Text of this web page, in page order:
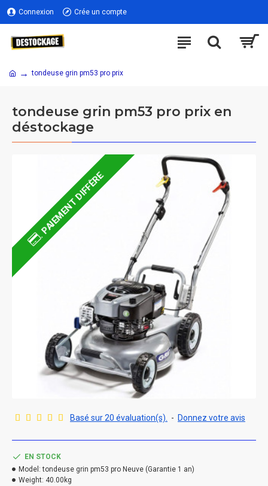
Connexion Crée un compte
tondeuse grin pm53 pro prix
tondeuse grin pm53 pro prix en
déstockage
. PAIEMENT DIFFÈRE
Basé sur 20 évaluation(s). - Donnez votre avis
EN STOCK
Model: tondeuse grin pm53 pro Neuve (Garantie 1 an)
Weight: 40.00kg